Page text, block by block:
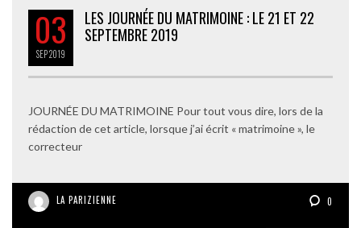
03
SEP2019
LES JOURNÉE DU MATRIMOINE : LE 21 ET 22
SEPTEMBRE 2019
JOURNÉE DU MATRIMOINE Pour tout vous dire, lors de la
rédaction de cet article, lorsque j’ai écrit « matrimoine », le
correcteur
LA PARIZIENNE 0